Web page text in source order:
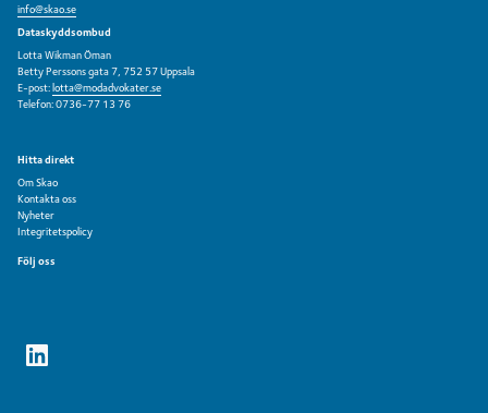
info@skao.se
Dataskyddsombud
Lotta Wikman Öman
Betty Perssons gata 7, 752 57 Uppsala
E-post:lotta@modadvokater.se
Telefon: 0736-77 13 76
Hitta direkt
Om Skao
Kontakta oss
Nyheter
Integritetspolicy
Följ oss